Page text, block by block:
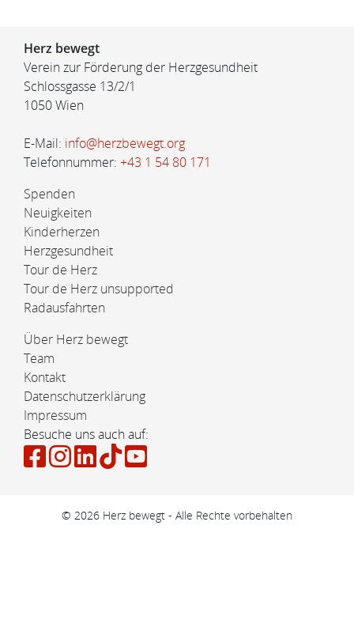
Herz bewegt
Verein zur Förderung der Herzgesundheit
Schlossgasse 13/2/1
1050 Wien
E-Mail: info@herzbewegt.org
Telefonnummer: +43 1 54 80 171
Spenden
Neuigkeiten
Kinderherzen
Herzgesundheit
Tour de Herz
Tour de Herz unsupported
Radausfahrten
Über Herz bewegt
Team
Kontakt
Datenschutzerklärung
Impressum
Besuche uns auch auf:
© 2026 Herz bewegt - Alle Rechte vorbehalten